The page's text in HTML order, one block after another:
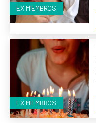
EX MIEMBROS
EX MIEMBROS